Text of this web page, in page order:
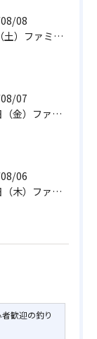
08
8月8日（土）ファミリーアジ
07
８月７日（金）ファミリフィッシング
06
８月６日（木）ファミリフィッシング
歓迎の釣り